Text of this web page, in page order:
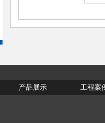
产品展示 工程案